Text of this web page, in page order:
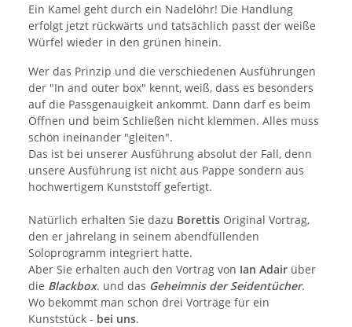
Ein Kamel geht durch ein Nadelöhr! Die Handlung
erfolgt jetzt rückwärts und tatsächlich passt der weiße
Würfel wieder in den grünen hinein.
Wer das Prinzip und die verschiedenen Ausführungen
der "In and outer box" kennt, weiß, dass es besonders
auf die Passgenauigkeit ankommt. Dann darf es beim
Öffnen und beim Schließen nicht klemmen. Alles muss
schön ineinander "gleiten".
Das ist bei unserer Ausführung absolut der Fall, denn
unsere Ausführung ist nicht aus Pappe sondern aus
hochwertigem Kunststoff gefertigt.
Natürlich erhalten Sie dazu Borettis Original Vortrag,
den er jahrelang in seinem abendfüllenden
Soloprogramm integriert hatte.
Aber Sie erhalten auch den Vortrag von Ian Adair über
die Blackbox. und das Geheimnis der Seidentücher.
Wo bekommt man schon drei Vorträge für ein
Kunststück - bei uns.